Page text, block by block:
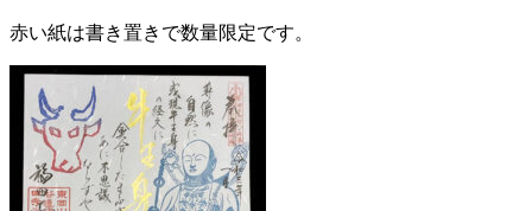
赤い紙は書き置きで数量限定です。